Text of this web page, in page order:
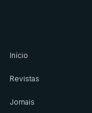
Início
Revistas
Jornais